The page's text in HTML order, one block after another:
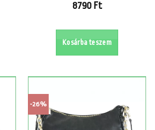
8790 Ft
Kosárba teszem
-26%